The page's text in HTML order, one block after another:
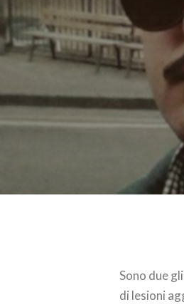
Sono due
di lesioni